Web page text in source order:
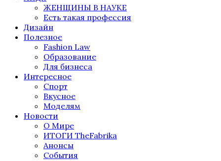
ЖЕНЩИНЫ В НАУКЕ
Есть такая профессия
Дизайн
Полезное
Fashion Law
Образование
Для бизнеса
Интересное
Спорт
Вкусное
Моделям
Новости
О Мире
ИТОГИ TheFabrika
Анонсы
События